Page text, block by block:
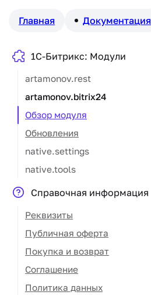
Главная Документация
1С-Битрикс: Модули
artamonov.rest
artamonov.bitrix24
Обзор модуля
Обновления
native.settings
native.tools
Справочная информация
Реквизиты
Публичная оферта
Покупка и возврат
Соглашение
Политика данных